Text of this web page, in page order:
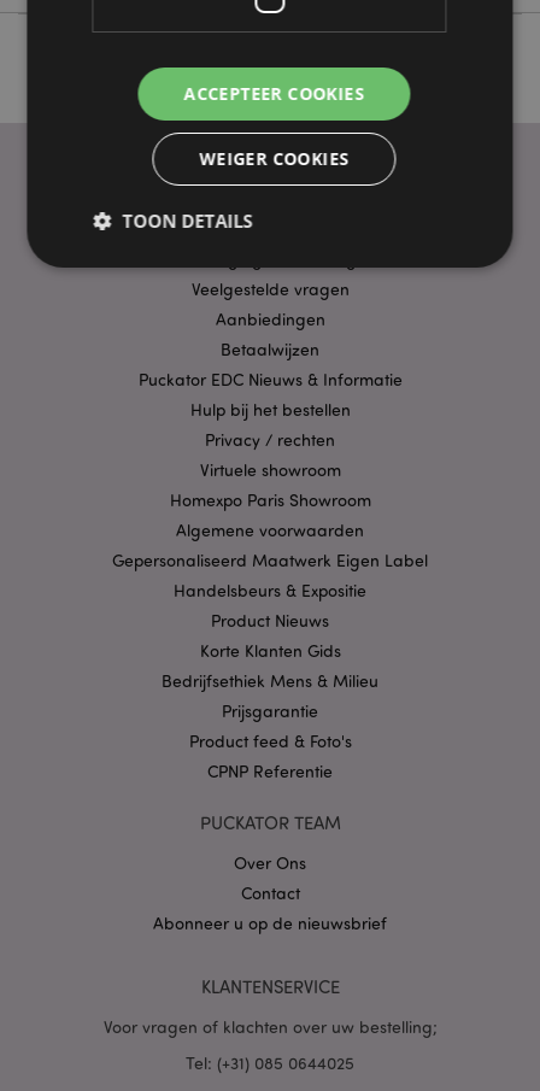
PRAKTISCHE LINKS
Veelgestelde vragen
Aanbiedingen
Betaalwijzen
Puckator EDC Nieuws & Informatie
Hulp bij het bestellen
Privacy / rechten
Virtuele showroom
Homexpo Paris Showroom
Algemene voorwaarden
Gepersonaliseerd Maatwerk Eigen Label
Handelsbeurs & Expositie
Product Nieuws
Korte Klanten Gids
Bedrijfsethiek Mens & Milieu
Prijsgarantie
Product feed & Foto's
CPNP Referentie
PUCKATOR TEAM
Over Ons
Contact
Abonneer u op de nieuwsbrief
KLANTENSERVICE
Voor vragen of klachten over uw bestelling;
Tel: (+31) 085 0644025
ACCEPTEER COOKIES
WEIGER COOKIES
TOON DETAILS
Strikt noodzakelijke Prestatie
Functionaliteits
kernfunctionaliteit van de website mogelijk, zoals
gebruikersaanmelding en accountbeheer. Zonder
strikt noodzakelijke cookies kan de website niet
goed gebruikt worden.
CookieScriptConsent
CookieScript
X-Magento-Vary
mage-cache-storage
Privacybeleid van